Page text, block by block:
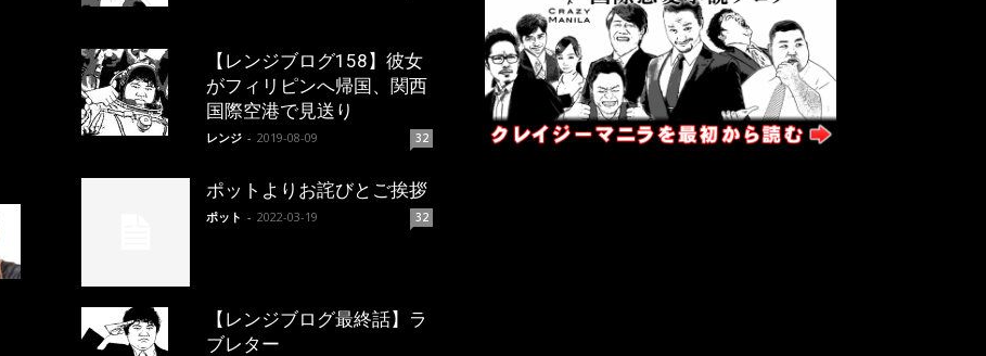
【レンジブログ158】彼女
がフィリピンへ帰国、関西
国際空港で見送り
レンジ - 2019-08-09 32
ポットよりお詫びとご挨拶
ポット - 2022-03-19 32
【レンジブログ最終話】ラ
ブレター